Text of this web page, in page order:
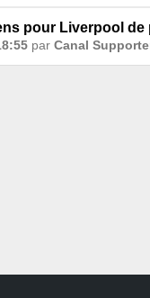
pour Liverpool
par Canal